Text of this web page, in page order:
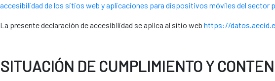
accesibilidad de los sitios web y aplicaciones para dispositivos móviles del sector
La presente declaración de accesibilidad se aplica al sitio web https://
SITUACIÓN DE CUMPLIMIENTO Y